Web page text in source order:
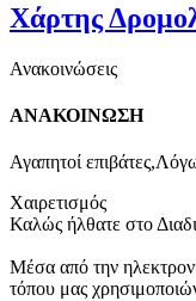
Χάρτης
Ανακοινώσεις
ΑΝΑΚΟΙΝΩΣΗ
Αγαπητοί
Χαιρετισμός
Καλώς ήλθατε στο
Μέσα από την
τόπου μας